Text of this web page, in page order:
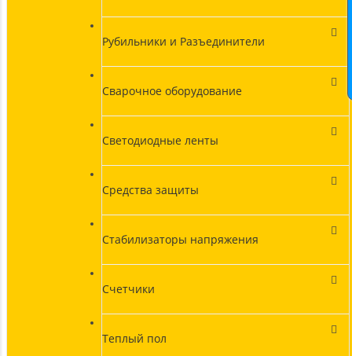
Рубильники и Разъединители
Сварочное оборудование
Светодиодные ленты
Средства защиты
Стабилизаторы напряжения
Счетчики
Теплый пол